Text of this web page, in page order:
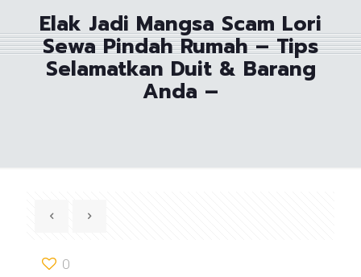
Elak Jadi Mangsa Scam Lori
Sewa Pindah Rumah – Tips
Selamatkan Duit & Barang
Anda –
0